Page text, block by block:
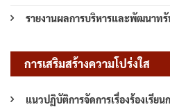
รายงานผลการบริหารและพัฒนาท
การเสริมสร้างความโปร่งใส
แนวปฏิบัติการจัดการเรื่องร้องเรีย